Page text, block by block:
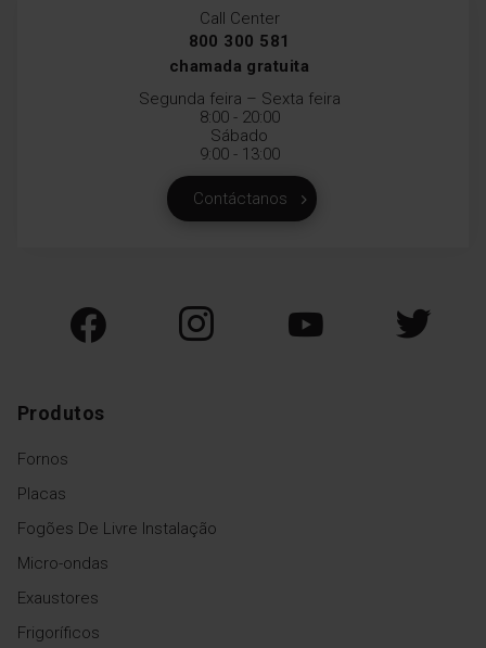
Call Center
800 300 581
chamada gratuita
Segunda feira – Sexta feira
8:00 - 20:00
Sábado
9:00 - 13:00
Contáctanos
Produtos
Fornos
Placas
Fogões De Livre Instalação
Micro-ondas
Exaustores
Frigoríficos